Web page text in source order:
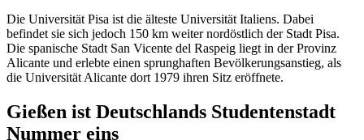
Die Universität Pisa ist die älteste Universität Italiens. Dabei
befindet sie sich jedoch 150 km weiter nordöstlich der Stadt Pisa.
Die spanische Stadt San Vicente del Raspeig liegt in der Provinz
Alicante und erlebte einen sprunghaften Bevölkerungsanstieg, als
die Universität Alicante dort 1979 ihren Sitz eröffnete.
Gießen ist Deutschlands Studentenstadt
Nummer eins